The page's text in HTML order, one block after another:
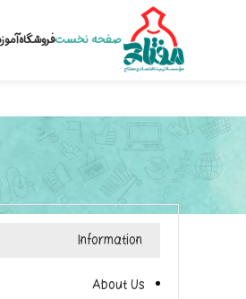
صفحه نخستفروشگاه
Information
About Us